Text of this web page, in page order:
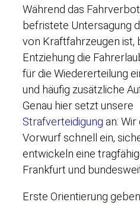
Während das
befristete Untersagung
von Kraftfahrzeugen ist,
Entziehung die
für die Wiedererteilung
und häufig zusätzliche
Genau hier setzt unsere
Strafverteidigung an:
Vorwurf schnell ein,
entwickeln eine
Frankfurt und
Erste Orientierung